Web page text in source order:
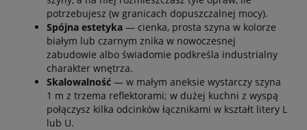
potrzebujesz (w granicach dopuszczalnej mocy).
Spójna estetyka — cienka, prosta szyna w kolorze
białym lub czarnym znika w nowoczesnej
zabudowie albo świadomie podkreśla industrialny
charakter wnętrza.
Skalowalność — w małym aneksie wystarczy szyna
1 m z trzema reflektorami; w dużej kuchni z wyspą
połączysz kilka odcinków łącznikami w kształt litery L
lub U.